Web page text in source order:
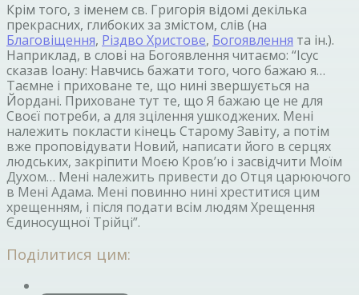
Крім того, з іменем св. Григорія відомі декілька
прекрасних, глибоких за змістом, слів (на
Благовіщення, Різдво Христове, Богоявлення та ін.).
Наприклад, в слові на Богоявлення читаємо: “Ісус
сказав Іоану: Навчись бажати того, чого бажаю я…
Таємне і приховане те, що нині звершується на
Йордані. Приховане тут те, що Я бажаю це не для
Своєї потреби, а для зцілення ушкоджених. Мені
належить покласти кінець Старому Завіту, а потім
вже проповідувати Новий, написати його в серцях
людських, закріпити Моєю Кров’ю і засвідчити Моїм
Духом… Мені належить привести до Отця царюючого
в Мені Адама. Мені повинно нині хреститися цим
хрещенням, і після подати всім людям Хрещення
Єдиносущної Трійці”.
Поділитися цим: